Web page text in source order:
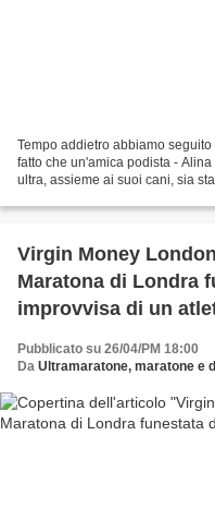
Tempo addietro abbiamo
fatto che un'amica podista -
ultra, assieme ai suoi cani, sia
Virgin Money
Maratona di Londra
improvvisa di un
Pubblicato su 26/04/PM 18:00
Da Ultramaratone, maratone e